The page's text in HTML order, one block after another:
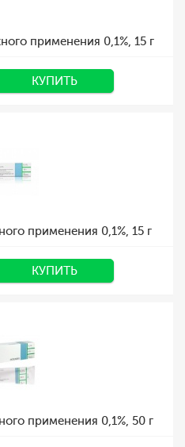
применения 0,1%, 15 г
КУПИТЬ
применения 0,1%, 15 г
КУПИТЬ
применения 0,1%, 50 г